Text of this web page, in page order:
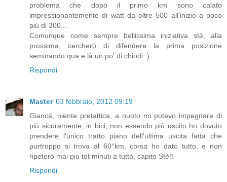
problema che dopo il primo km sono calato
impressionantemente di watt da oltre 500 all'inizio a poco
più di 300...
Comunque come sempre bellissima iniziativa stè, alla
prossima, cercherò di difendere la prima posizione
seminando qua e là un po' di chiodi :)
Rispondi
Master 03 febbraio, 2012 09:19
Giancà, niente pretattica, a nuoto mi potevo impegnare di
più sicuramente, in bici, non essendo più uscito ho dovuto
prendere l'unico tratto piano dell'ultima uscita fatta che
purtroppo si trova al 60°km, corsa ho dato tutto, e non
ripeterò mai più tot minuti a tutta, capito Stè!!
Rispondi